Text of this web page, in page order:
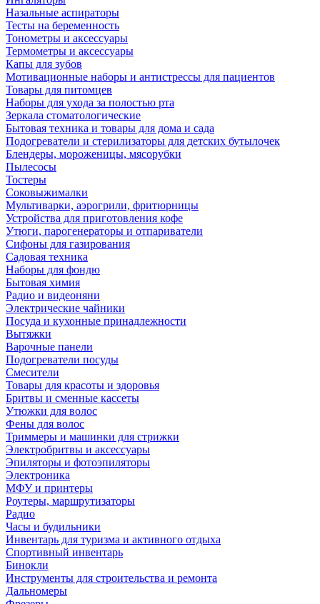
Назальные аспираторы
Тесты на беременность
Тонометры и аксессуары
Термометры и аксессуары
Капы для зубов
Мотивационные наборы и антистрессы для пациентов
Товары для питомцев
Наборы для ухода за полостью рта
Зеркала стоматологические
Бытовая техника и товары для дома и сада
Подогреватели и стерилизаторы для детских бутылочек
Блендеры, мороженицы, мясорубки
Пылесосы
Тостеры
Соковыжималки
Мультиварки, аэрогрили, фритюрницы
Устройства для приготовления кофе
Утюги, парогенераторы и отпариватели
Сифоны для газирования
Садовая техника
Наборы для фондю
Бытовая химия
Радио и видеоняни
Электрические чайники
Посуда и кухонные принадлежности
Вытяжки
Варочные панели
Подогреватели посуды
Смесители
Товары для красоты и здоровья
Бритвы и сменные кассеты
Утюжки для волос
Фены для волос
Триммеры и машинки для стрижки
Электробритвы и аксессуары
Эпиляторы и фотоэпиляторы
Электроника
МФУ и принтеры
Роутеры, маршрутизаторы
Радио
Часы и будильники
Инвентарь для туризма и активного отдыха
Спортивный инвентарь
Бинокли
Инструменты для строительства и ремонта
Дальномеры